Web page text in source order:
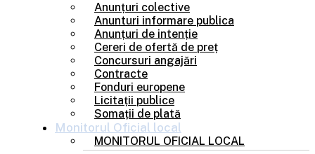
Anunțuri colective
Anunturi informare publica
Anunțuri de intenție
Cereri de ofertă de preț
Concursuri angajări
Contracte
Fonduri europene
Licitații publice
Somații de plată
Monitorul Oficial local
MONITORUL OFICIAL LOCAL